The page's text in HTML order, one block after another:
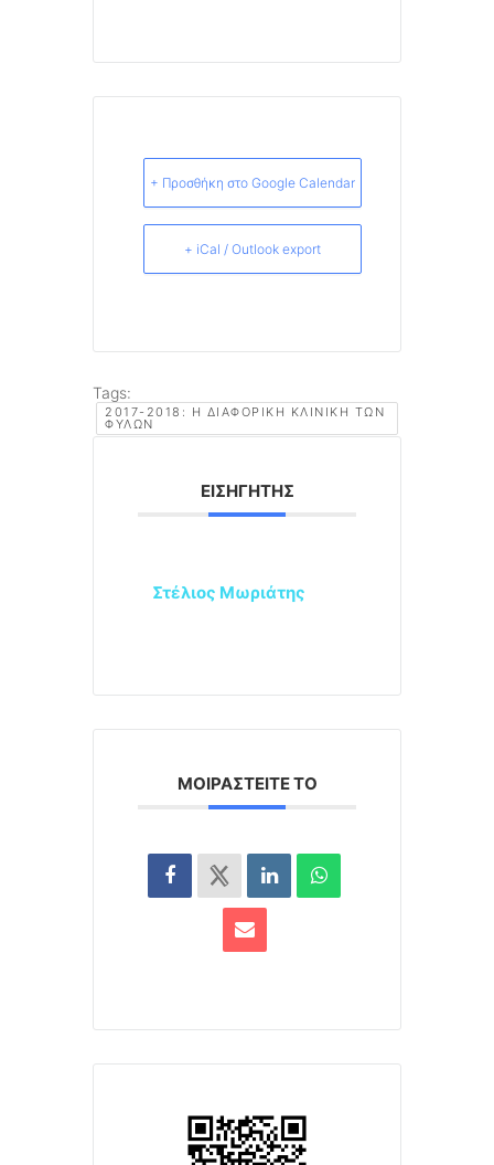
+ Προσθήκη στο Google Calendar
+ iCal / Outlook export
Tags:
2017-2018: Η ΔΙΑΦΟΡΙΚΉ ΚΛΙΝΙΚΉ ΤΩΝ
ΦΎΛΩΝ
ΕΙΣΗΓΗΤΉΣ
Στέλιος Μωριάτης
ΜΟΙΡΑΣΤΕΊΤΕ ΤΟ